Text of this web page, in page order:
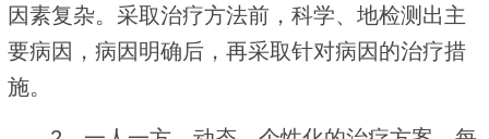
因素复杂。采取治疗方法前，科学、地检测出主
要病因，病因明确后，再采取针对病因的治疗措
施。